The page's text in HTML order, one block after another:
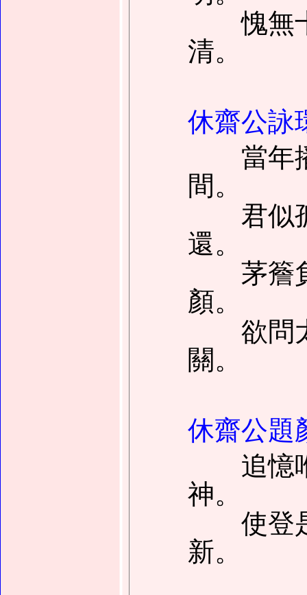
愧無十
清。
休齋公詠
當年播
間。
君似孤
還。
茅簷負
顏。
欲問太
關。
休齋公題
追憶唯
神。
使登是
新。